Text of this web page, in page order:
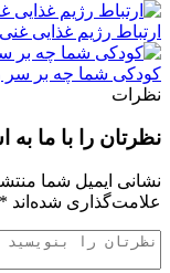
ارتباط رژیم غذایی
کودکی شما چه بر سر
نظرات
نظرتان را با ما به
نشانی ایمیل شما
علامت‌گذاری شده‌اند *